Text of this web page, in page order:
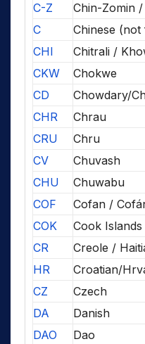
C-Z
Chin-Zomin
C
Chinese
CHI
Chitrali /
CKW
Chokwe
CD
Chowdary/
CHR
Chrau
CRU
Chru
CV
Chuvash
CHU
Chuwabu
COF
Cofan /
COK
Cook
CR
Creole /
HR
Croatian/
CZ
Czech
DA
Danish
DAO
Dao